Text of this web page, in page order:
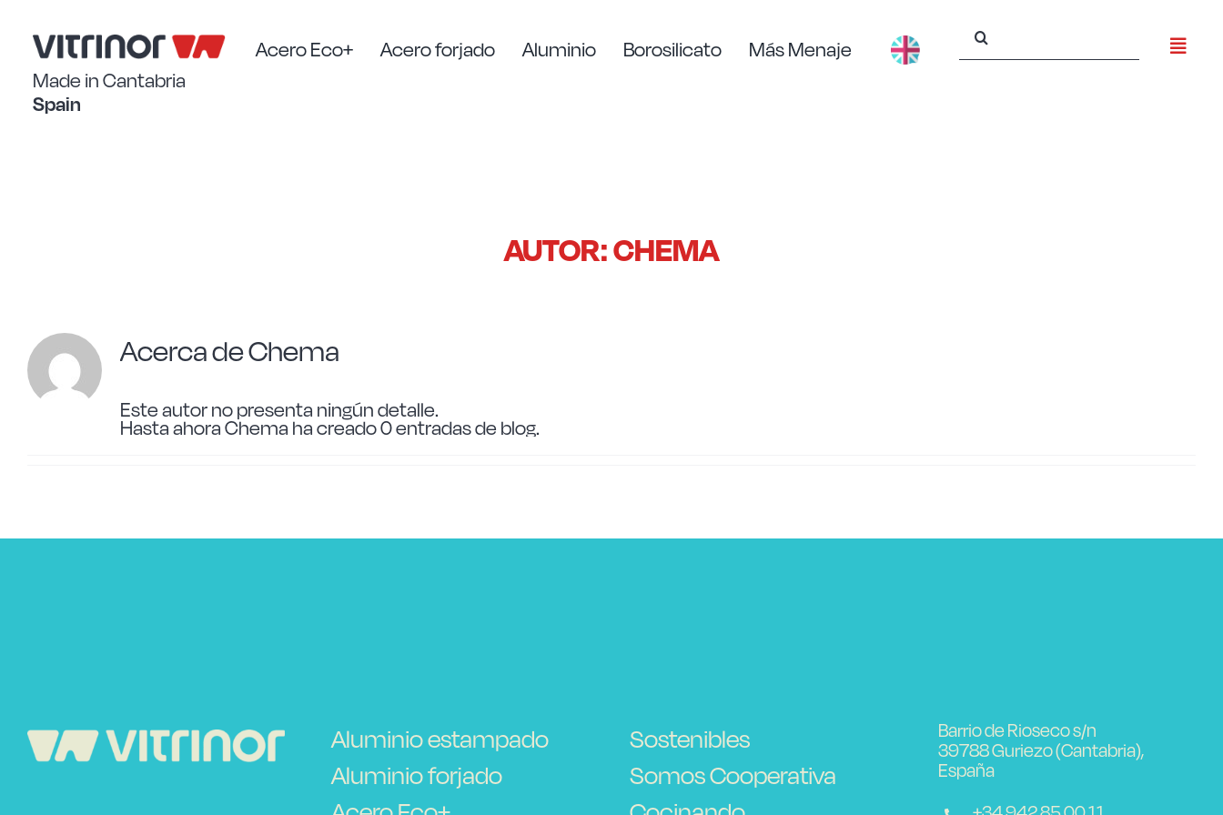
contenido
Made in Cantabria
Spain
Acero Eco+ Acero forjado Aluminio Borosilicato Más Menaje
AUTOR: CHEMA
Acerca deChema
Este autor no presenta ningún detalle.
Hasta ahora Chema ha creado 0 entradas de blog.
Aluminio estampado
Aluminio forjado
Sostenibles
Somos Cooperativa
Barrio de Rioseco s/n
39788 Guriezo (Cantabria),
España